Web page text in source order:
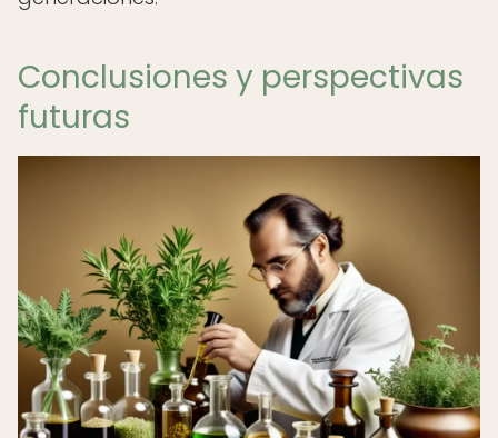
Conclusiones y perspectivas
futuras